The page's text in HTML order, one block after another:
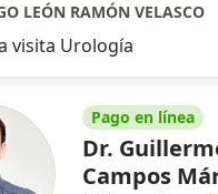
LEÓN RAMÓN VELASCO
visita Urología
Pago en línea
Dr.
Campos